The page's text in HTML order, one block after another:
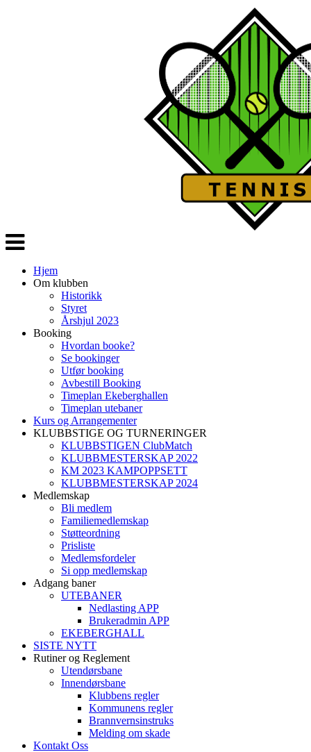
Veksle
navigasjon
Hjem
Om klubben
Historikk
Styret
Årshjul 2023
Booking
Hvordan booke?
Se bookinger
Utfør booking
Avbestill Booking
Timeplan Ekeberghallen
Timeplan utebaner
Kurs og Arrangementer
KLUBBSTIGE OG TURNERINGER
KLUBBSTIGEN ClubMatch
KLUBBMESTERSKAP 2022
KM 2023 KAMPOPPSETT
KLUBBMESTERSKAP 2024
Medlemskap
Bli medlem
Familiemedlemskap
Støtteordning
Prisliste
Medlemsfordeler
Si opp medlemskap
Adgang baner
UTEBANER
Nedlasting APP
Brukeradmin APP
EKEBERGHALL
SISTE NYTT
Rutiner og Reglement
Utendørsbane
Innendørsbane
Klubbens regler
Kommunens regler
Brannvernsinstruks
Melding om skade
Kontakt Oss